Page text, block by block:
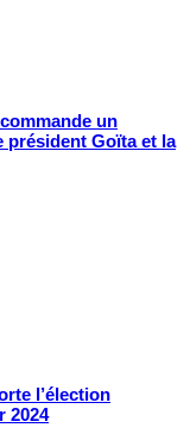
un
président Goïta et la
l’élection
2024